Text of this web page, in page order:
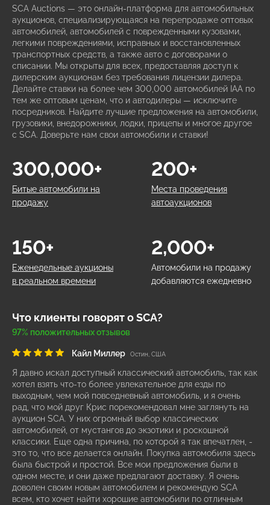
SCA Auctions — это онлайн-платформа для автомобильных
аукционов, специализирующаяся на перепродаже оптовых
автомобилей, автомобилей с поврежденными кузовами,
легкими повреждениями, исправных и восстановленных
транспортных средств, а также авто с договорами о
списании. Мы открыты для всех, предоставляя доступ к
дилерским аукционам без требования лицензии дилера.
Делайте ставки на более чем 300,000 автомобилей IAA по
тем же оптовым ценам, что и автодилеры — исключите
посредников. Найдите лучшие предложения на автомобили,
грузовики, внедорожники, лодки, прицепы и многое другое
с SCA. Доверьте нам свои автомобили и ставки!
Битые автомобили на
продажу
300,000+
Места проведения
автоаукционов
200+
Еженедельные аукционы
в реальном времени
150+
Автомобили на продажу
добавляются ежедневно
2,000+
Что клиенты говорят о SCA?
97% положительных отзывов
Кайл Миллер Остин, США
Я давно искал доступный классический автомобиль, так как
хотел взять что-то более увлекательное для езды по
выходным, чем мой повседневный автомобиль, и я очень
рад, что мой друг Крис порекомендовал мне заглянуть на
аукцион SCA. У них огромный выбор классических
автомобилей, от мустангов до экзотики и роскошной
классики. Еще одна причина, по которой я так впечатлен, -
это то, что все делается онлайн. Покупка автомобиля здесь
была быстрой и простой. Все мои предложения были в
одном месте, и они даже предлагают доставку. Я очень
доволен своим новым автомобилем и рекомендую SCA
всем, кто хочет найти хорошие автомобили по отличным